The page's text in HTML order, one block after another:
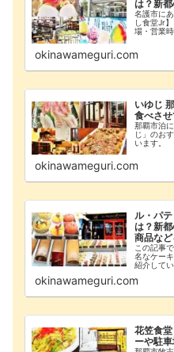
は？新
名護市に
し食堂Jr
場・営業
okinawameguri.com
いゆじ
食べさ
那覇市泊
じ」のお
います。
okinawameguri.com
ル・パ
は？新
商品など
この記事
名なケー
紹介して
品」「詳
でご覧くだ
okinawameguri.com
花笠食
ーや駐